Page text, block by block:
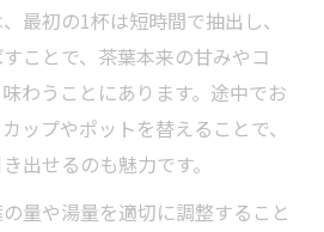
最初の1杯は短時間で抽出し、
ことで、茶葉本来の甘みやコ
わうことにあります。途中でお
ップやポットを替えることで、
出せるのも魅力です。
量や湯量を適切に調整すること